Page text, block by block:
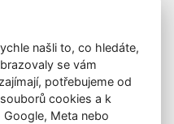
našli to, co hledáte,
se vám
potřebujeme od
cookies a k
Meta nebo